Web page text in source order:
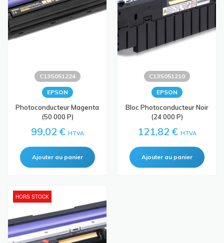
C13S051224
EPSON
Photoconducteur Magenta
(50 000 P)
99,02 € HTVA
C13S051210
EPSON
Bloc Photoconducteur Noir
(24 000 P)
121,82 € HTVA
HORS STOCK